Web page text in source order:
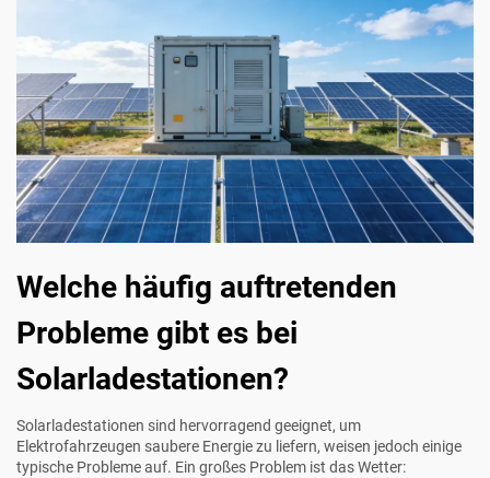
Welche häufig auftretenden
Probleme gibt es bei
Solarladestationen?
Solarladestationen sind hervorragend geeignet, um
Elektrofahrzeugen saubere Energie zu liefern, weisen jedoch einige
typische Probleme auf. Ein großes Problem ist das Wetter: